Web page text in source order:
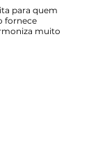
para quem
fornece
muito